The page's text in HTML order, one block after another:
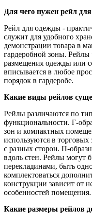
Для чего нужен рейл
Рейл для одежды -
служит для удобного
демонстрации товара в
гардеробной зоны. Рейлы
размещения одежды или
вписывается в любое
порядок в гардеробе.
Какие виды рейлов
Рейлы различаются по
функциональности. Г-
зон и компактных
используются в торговых
с разных сторон. П-
вдоль стен. Рейлы могут
перекладинами, быть
комплектоваться
конструкции зависит от
особенностей помещения.
Какие размеры рейлов